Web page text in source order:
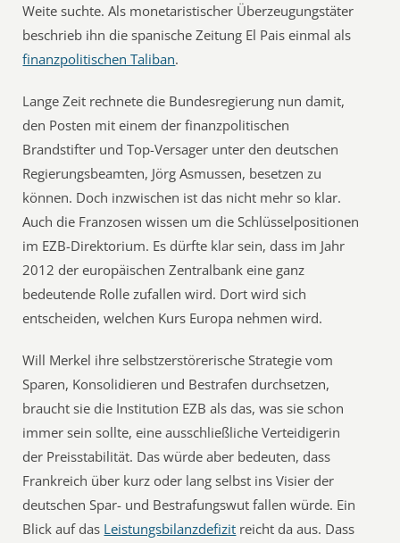
Weite suchte. Als monetaristischer Überzeugungstäter
beschrieb ihn die spanische Zeitung El Pais einmal als
finanzpolitischen Taliban.
Lange Zeit rechnete die Bundesregierung nun damit,
den Posten mit einem der finanzpolitischen
Brandstifter und Top-Versager unter den deutschen
Regierungsbeamten, Jörg Asmussen, besetzen zu
können. Doch inzwischen ist das nicht mehr so klar.
Auch die Franzosen wissen um die Schlüsselpositionen
im EZB-Direktorium. Es dürfte klar sein, dass im Jahr
2012 der europäischen Zentralbank eine ganz
bedeutende Rolle zufallen wird. Dort wird sich
entscheiden, welchen Kurs Europa nehmen wird.
Will Merkel ihre selbstzerstörerische Strategie vom
Sparen, Konsolidieren und Bestrafen durchsetzen,
braucht sie die Institution EZB als das, was sie schon
immer sein sollte, eine ausschließliche Verteidigerin
der Preisstabilität. Das würde aber bedeuten, dass
Frankreich über kurz oder lang selbst ins Visier der
deutschen Spar- und Bestrafungswut fallen würde. Ein
Blick auf das Leistungsbilanzdefizit reicht da aus. Dass